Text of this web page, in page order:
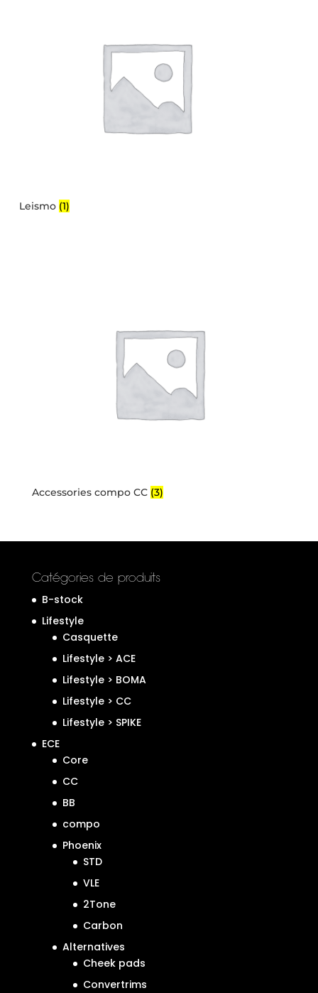
Leismo (1)
Accessories compo CC (3)
Catégories de produits
B-stock
Lifestyle
Casquette
Lifestyle > ACE
Lifestyle > BOMA
Lifestyle > CC
Lifestyle > SPIKE
ECE
Core
CC
BB
compo
Phoenix
STD
VLE
2Tone
Carbon
Alternatives
Cheek pads
Convertrims